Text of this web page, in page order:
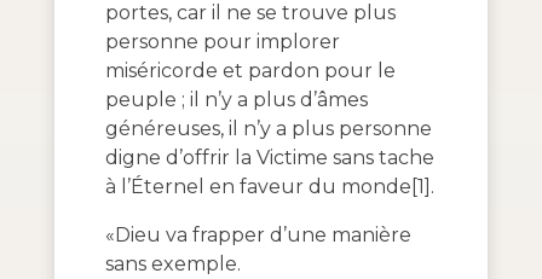
portes, car il ne se trouve plus
personne pour implorer
miséricorde et pardon pour le
peuple ; il n’y a plus d’âmes
généreuses, il n’y a plus personne
digne d’offrir la Victime sans tache
à l’Éternel en faveur du monde[1].
«Dieu va frapper d’une manière
sans exemple.